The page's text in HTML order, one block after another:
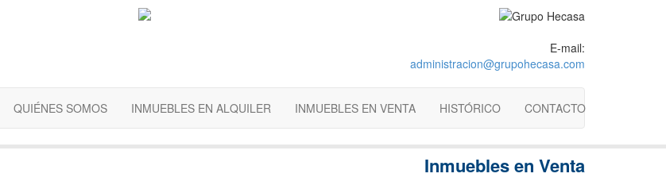
E-mail:
administracion@grupohecasa.com
QUIÉNES SOMOS INMUEBLES EN ALQUILER INMUEBLES EN VENTA HISTÓRICO CONTACTO
Inmuebles en Venta